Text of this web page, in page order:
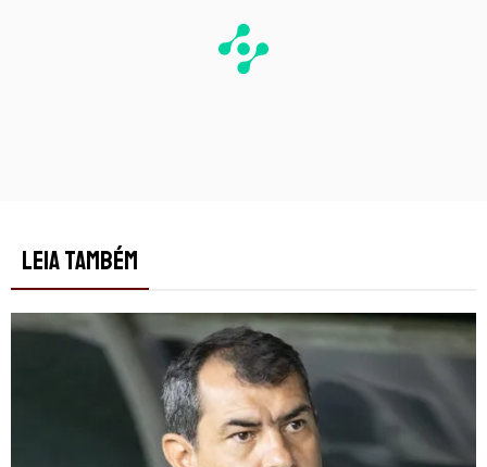
LEIA TAMBÉM